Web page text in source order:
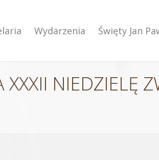
Wydarzenia Święty Jan
NIEDZIELĘ